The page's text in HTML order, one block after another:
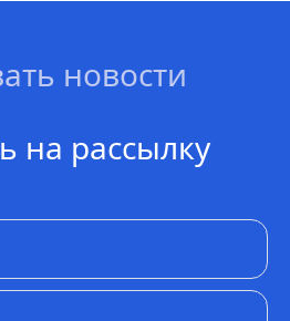
новости
на рассылку